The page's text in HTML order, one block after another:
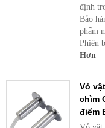
định
Bảo
phẩm
Phiên
Hơn
Vỏ
chìm
điểm